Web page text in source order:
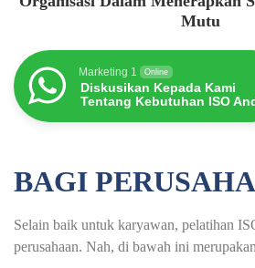
Mutu
Marketing 1 Online
Diskusikan Kepada Kami
Tentang Kebutuhan ISO
BAGI
Selain baik untuk karyawan, pelatihan
perusahaan. Nah, di bawah ini